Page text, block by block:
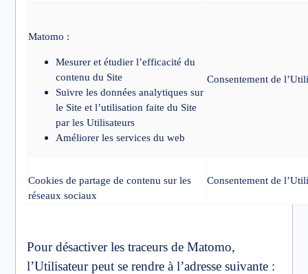
Matomo :
Mesurer et étudier l’efficacité du
contenu du Site
Suivre les données analytiques sur
le Site et l’utilisation faite du Site
par les Utilisateurs
Améliorer les services du web
Consentement de
Cookies de partage de contenu sur les
réseaux sociaux
Consentement de
Pour désactiver les traceurs de Matomo,
l’Utilisateur peut se rendre à l’adresse suivante :